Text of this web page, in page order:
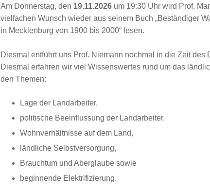
Am Donnerstag, den 19.11.2026 um 19:30 Uhr wird Prof.
vielfachen Wunsch wieder aus seinem Buch „Beständiger
in Mecklenburg von 1900 bis 2000“ lesen.
Diesmal entführt uns Prof. Niemann nochmal in die Zeit
Diesmal erfahren wir viel Wissenswertes rund um das
den Themen:
Lage der Landarbeiter,
politische Beeinflussung der Landarbeiter,
Wohnverhältnisse auf dem Land,
ländliche Selbstversorgung,
Brauchtum und Aberglaube sowie
beginnende Elektrifizierung.